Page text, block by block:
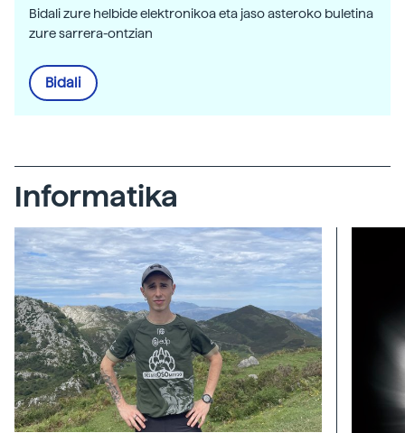
Bidali zure helbide elektronikoa eta jaso asteroko buletina
zure sarrera-ontzian
Bidali
Informatika